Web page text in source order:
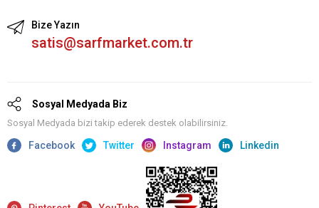
Bize Yazın
satis@sarfmarket.com.tr
Sosyal Medyada Biz
Sosyal Medyada bizi takip ederek destek olabilirsiniz.
Facebook Twitter Instagram Linkedin